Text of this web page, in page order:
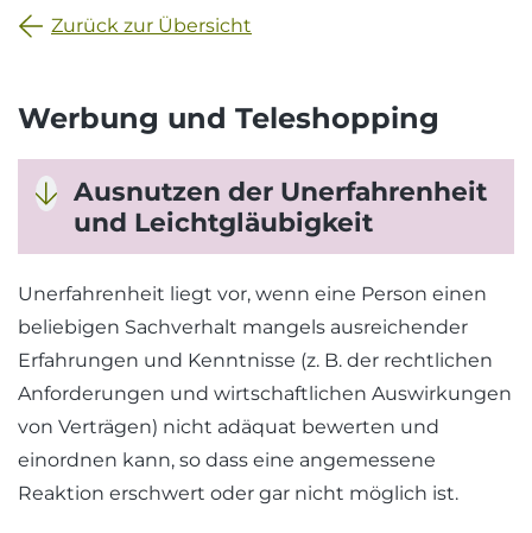
Zurück zur Übersicht
Werbung und Teleshopping
Ausnutzen der Unerfahrenheit
und Leichtgläubigkeit
Unerfahrenheit liegt vor, wenn eine Person einen
beliebigen Sachverhalt mangels ausreichender
Erfahrungen und Kenntnisse (z. B. der rechtlichen
Anforderungen und wirtschaftlichen Auswirkungen
von Verträgen) nicht adäquat bewerten und
einordnen kann, so dass eine angemessene
Reaktion erschwert oder gar nicht möglich ist.